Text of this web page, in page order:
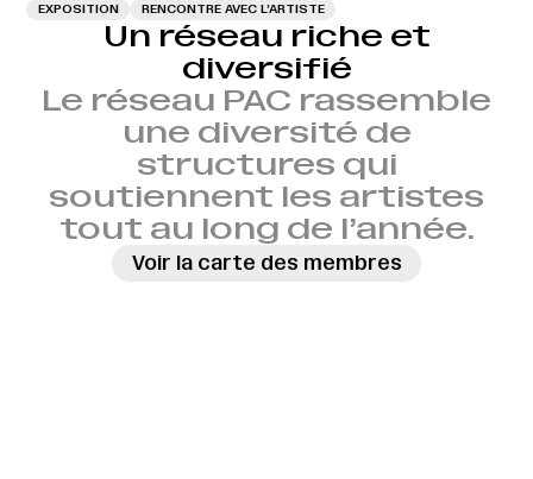
EXPOSITION RENCONTRE AVEC L’ARTISTE
Un réseau riche et
diversifié
Le réseau PAC rassemble
une diversité de
structures qui
soutiennent les artistes
tout au long de l’année.
Voir la carte des membres